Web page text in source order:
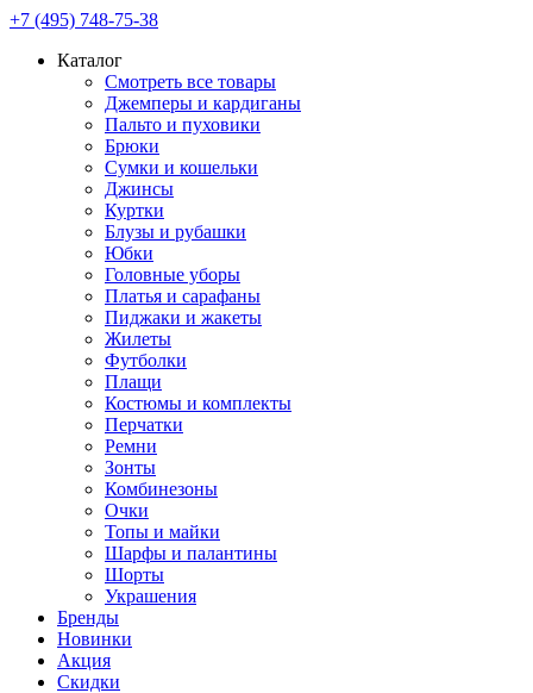
+7 (495) 748-75-38
Каталог
Смотреть все товары
Джемперы и кардиганы
Пальто и пуховики
Брюки
Сумки и кошельки
Джинсы
Куртки
Блузы и рубашки
Юбки
Головные уборы
Платья и сарафаны
Пиджаки и жакеты
Жилеты
Футболки
Плащи
Костюмы и комплекты
Перчатки
Ремни
Зонты
Комбинезоны
Очки
Топы и майки
Шарфы и палантины
Шорты
Украшения
Бренды
Новинки
Акция
Скидки